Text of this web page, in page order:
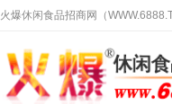
火爆休闲食品招商网（
巧克力 果干蜜饯